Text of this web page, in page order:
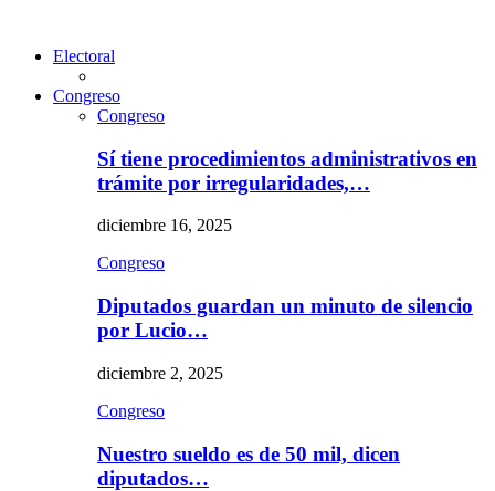
Electoral
Congreso
Congreso
Sí tiene procedimientos administrativos en
trámite por irregularidades,…
diciembre 16, 2025
Congreso
Diputados guardan un minuto de silencio
por Lucio…
diciembre 2, 2025
Congreso
Nuestro sueldo es de 50 mil, dicen
diputados…